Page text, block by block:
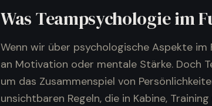
Was Teampsychologie im
Wenn wir über psychologische Aspekte im
an Motivation oder mentale Stärke. Doch
um das Zusammenspiel von
unsichtbaren Regeln, die in Kabine,